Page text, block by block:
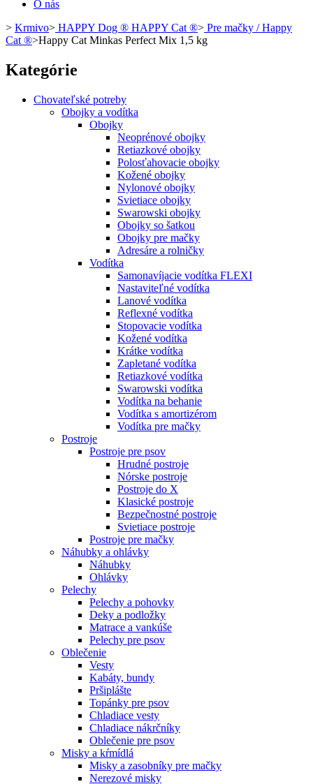
O nás
> Krmivo> HAPPY Dog ® HAPPY Cat ®> Pre mačky / Happy
Cat ®>Happy Cat Minkas Perfect Mix 1,5 kg
Kategórie
Chovateľské potreby
Obojky a vodítka
Obojky
Neoprénové obojky
Retiazkové obojky
Polosťahovacie obojky
Kožené obojky
Nylonové obojky
Svietiace obojky
Swarowski obojky
Obojky so šatkou
Obojky pre mačky
Adresáre a rolničky
Vodítka
Samonavíjacie vodítka FLEXI
Nastaviteľné vodítka
Lanové vodítka
Reflexné vodítka
Stopovacie vodítka
Kožené vodítka
Krátke vodítka
Zapletané vodítka
Retiazkové vodítka
Swarowski vodítka
Vodítka na behanie
Vodítka s amortizérom
Vodítka pre mačky
Postroje
Postroje pre psov
Hrudné postroje
Nórske postroje
Postroje do X
Klasické postroje
Bezpečnostné postroje
Svietiace postroje
Postroje pre mačky
Náhubky a ohlávky
Náhubky
Ohlávky
Pelechy
Pelechy a pohovky
Deky a podložky
Matrace a vankúše
Pelechy pre psov
Oblečenie
Vesty
Kabáty, bundy
Pršiplášte
Topánky pre psov
Chladiace vesty
Chladiace nákrčníky
Oblečenie pre psov
Misky a kŕmídlá
Misky a zasobníky pre mačky
Nerezové misky